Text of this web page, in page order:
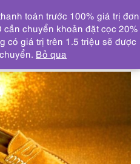
DANH MỤC
DÉP NỮ
3919-Giầy bệt
loafers-Gần như mới
toán trước 100% giá trị đơn
chuyển khoản đặt cọc 20%
có giá trị trên 1.5 triệu sẽ được
Bỏ qua